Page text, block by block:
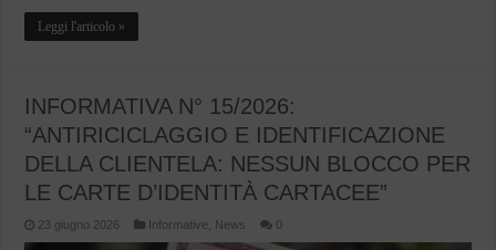
Leggi l'articolo »
INFORMATIVA N° 15/2026:
“ANTIRICICLAGGIO E IDENTIFICAZIONE
DELLA CLIENTELA: NESSUN BLOCCO PER
LE CARTE D’IDENTITÀ CARTACEE”
23 giugno 2026 Informative News 0